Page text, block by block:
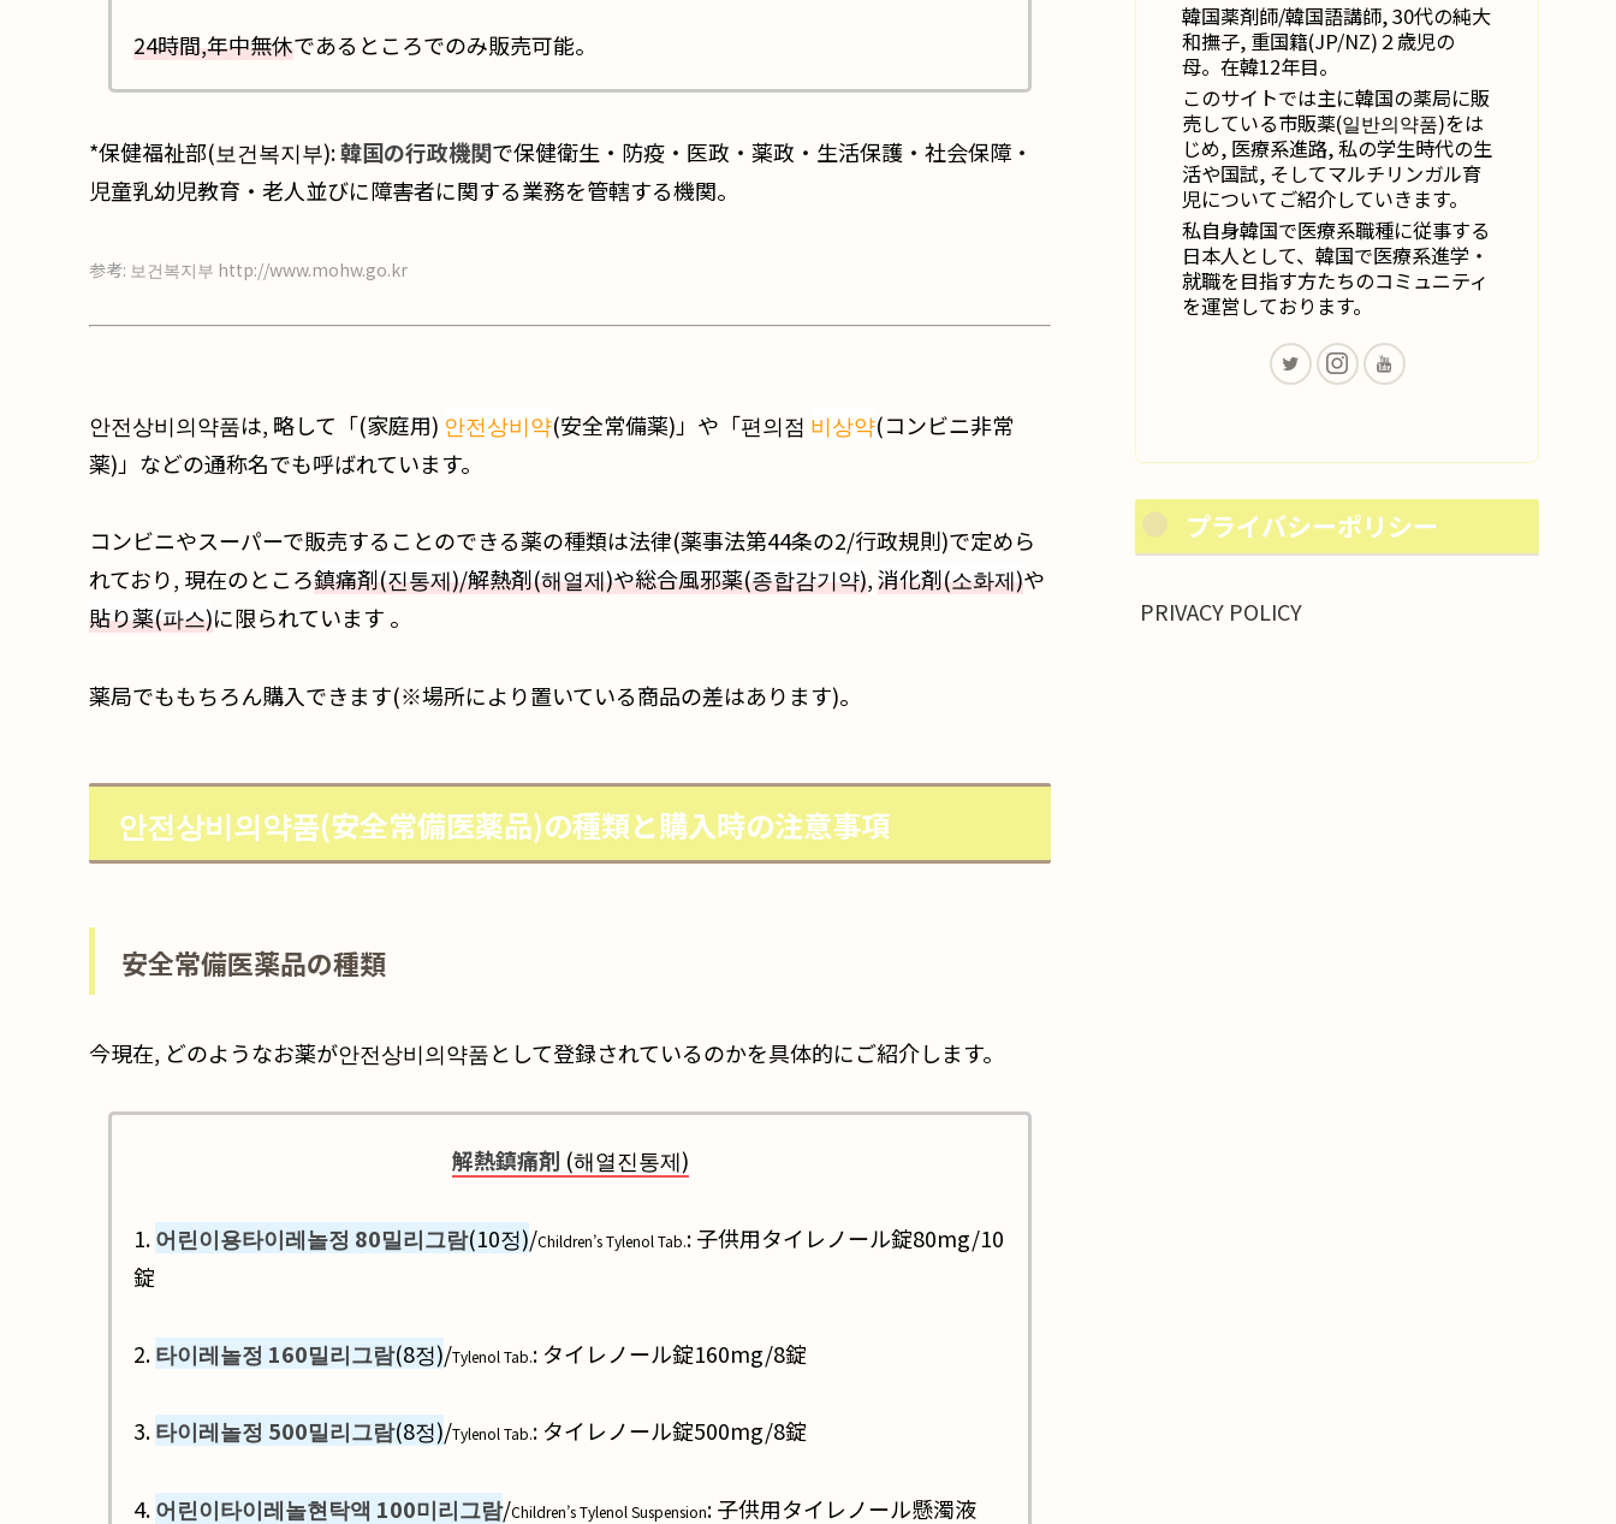
24時間,年中無休であるところでのみ販売可能。
*保健福祉部(보건복지부):韓国の行政機関で保健衛生・防疫・医政・薬政・生活保護・社会保障・
児童乳幼児教育・老人並びに障害者に関する業務を管轄する機関。
参考: 보건복지부 http://www.mohw.go.kr
안전상비의약품は, 略して「(家庭用) 안전상비약(安全常備薬)」や「편의점 비상약(コンビニ非常
薬)」などの通称名でも呼ばれています。
コンビニやスーパーで販売することのできる薬の種類は法律(薬事法第44条の2/行政規則)で定めら
れており, 現在のところ鎮痛剤(진통제)/解熱剤(해열제)や総合風邪薬(종합감기약),消化剤(소화제)や
貼り薬(파스)に限られています 。
薬局でももちろん購入できます(※場所により置いている商品の差はあります)。
안전상비의약품(安全常備医薬品)の種類と購入時の注意事項
安全常備医薬品の種類
今現在, どのようなお薬が안전상비의약품として登録されているのかを具体的にご紹介します。
解熱鎮痛剤 (해열진통제)
1.어린이용타이레놀정 80밀리그람(10정)/Children’s Tylenol Tab.: 子供用タイレノール錠80mg/10
錠
2.타이레놀정 160밀리그람(8정)/Tylenol Tab.: タイレノール錠160mg/8錠
3.타이레놀정 500밀리그람(8정)/Tylenol Tab.: タイレノール錠500mg/8錠
4.어린이타이레놀현탁액 100미리그람/Children’s Tylenol Suspension: 子供用タイレノール懸濁液
韓国薬剤師/韓国語講師, 30代の純大
和撫子, 重国籍(JP/NZ)２歳児の
母。在韓12年目。
このサイトでは主に韓国の薬局に販
売している市販薬(일반의약품)をは
じめ, 医療系進路, 私の学生時代の生
活や国試, そしてマルチリンガル育
児についてご紹介していきます。
私自身韓国で医療系職種に従事する
日本人として、韓国で医療系進学・
就職を目指す方たちのコミュニティ
を運営しております。
プライバシーポリシー
PRIVACY POLICY